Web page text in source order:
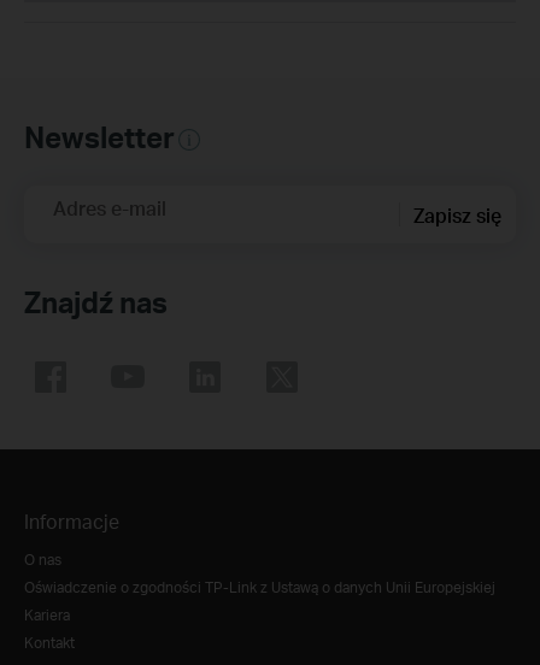
Newsletter
Adres e-mail Zapisz się
Znajdź nas
Informacje
O nas
Oświadczenie o zgodności TP-Link z Ustawą o danych Unii Europejskiej
Kariera
Kontakt